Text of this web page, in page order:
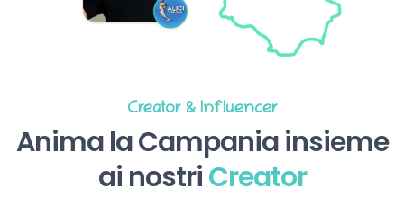
Creator & Influencer
Anima la Campania insieme
ai nostriCreator